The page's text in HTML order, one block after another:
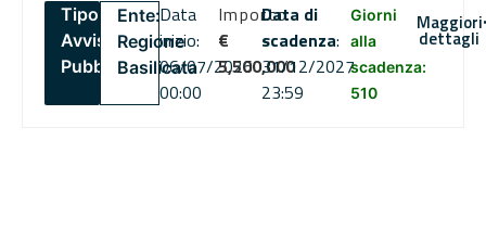
Tipo:
Avviso
Pubblico
Ente:
Regione
Basilicata
Data
inizio:
06/07/2026
00:00
Importo
€
5,500,000
Data di
scadenza:
31/12/2027
23:59
Giorni
alla
scadenza:
510
Maggiori
dettagli